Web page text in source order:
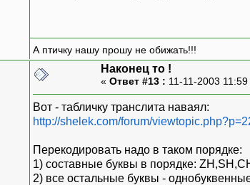
А птичку нашу прошу не обижать!!!
Наконец то !
« Ответ #13 : 11-11-2003 11:59
Вот - табличку транслита наваял:
http://shelek.com/forum/
Перекодировать надо в таком порядке:
1) составные буквы в порядке:
2) все остальные буквы -